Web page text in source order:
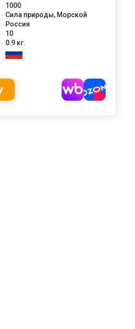
1000
Сила природы, Морской
Россия
10
0.9 кг.